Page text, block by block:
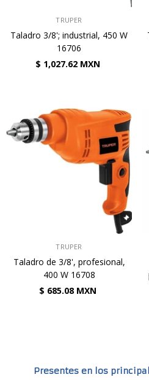
TRUPER
Taladro 3/8'; industrial, 450 W
16706
$ 1,027.62 MXN
TRUPER
Taladro de 3/8', profesional,
400 W 16708
$ 685.08 MXN
Presentes en los